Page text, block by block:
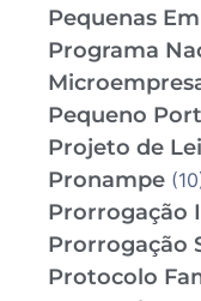
Pequenas
Programa
Pequeno
Projeto de
Pronampe
Prorrogação
Prorrogação
Protocolo